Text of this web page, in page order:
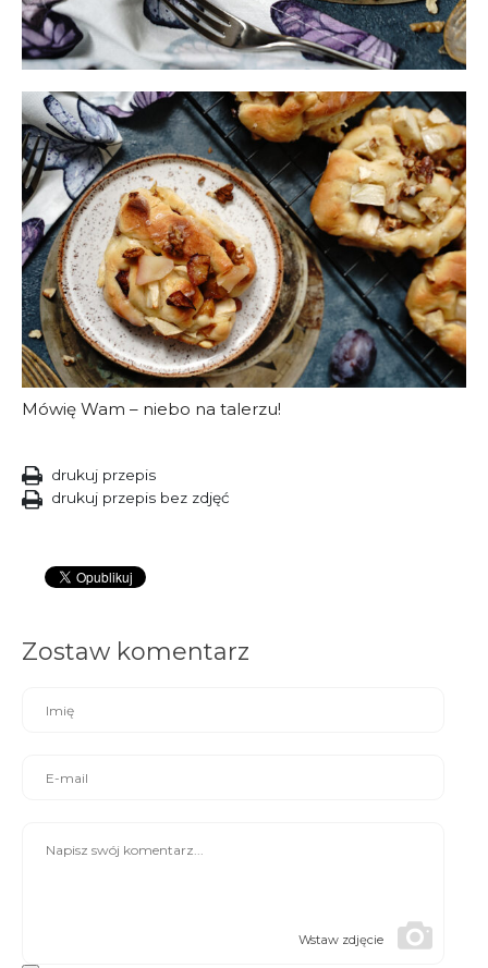
Mówię Wam – niebo na talerzu!
drukuj przepis
drukuj przepis bez zdjęć
Zostaw komentarz
Wstaw zdjęcie